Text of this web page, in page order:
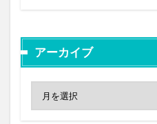
アーカイブ